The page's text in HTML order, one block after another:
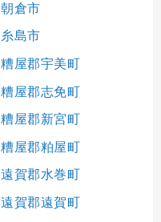
朝倉市
糸島市
糟屋郡宇美町
糟屋郡志免町
糟屋郡新宮町
糟屋郡粕屋町
遠賀郡水巻町
遠賀郡遠賀町